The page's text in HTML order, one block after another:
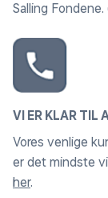
Salling Fondene.
VI ER KLAR TIL
Vores venlige
er det mindste
her.